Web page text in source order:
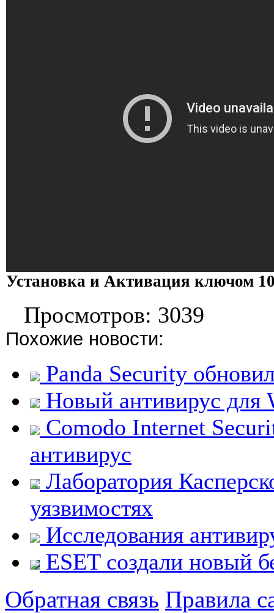
Установка и Активация ключом
Просмотров: 3039
Похожие новости:
Panda Security
Новый антивирус для
Comodo Internet
антивирус
Лаборатория
уязвимостях
Исследования
ESET cоздали новый
Обратная связь Правила